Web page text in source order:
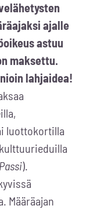
ajalle
astuu
maksettu.
lahjaidea!
luottokortilla
).
Määräajan